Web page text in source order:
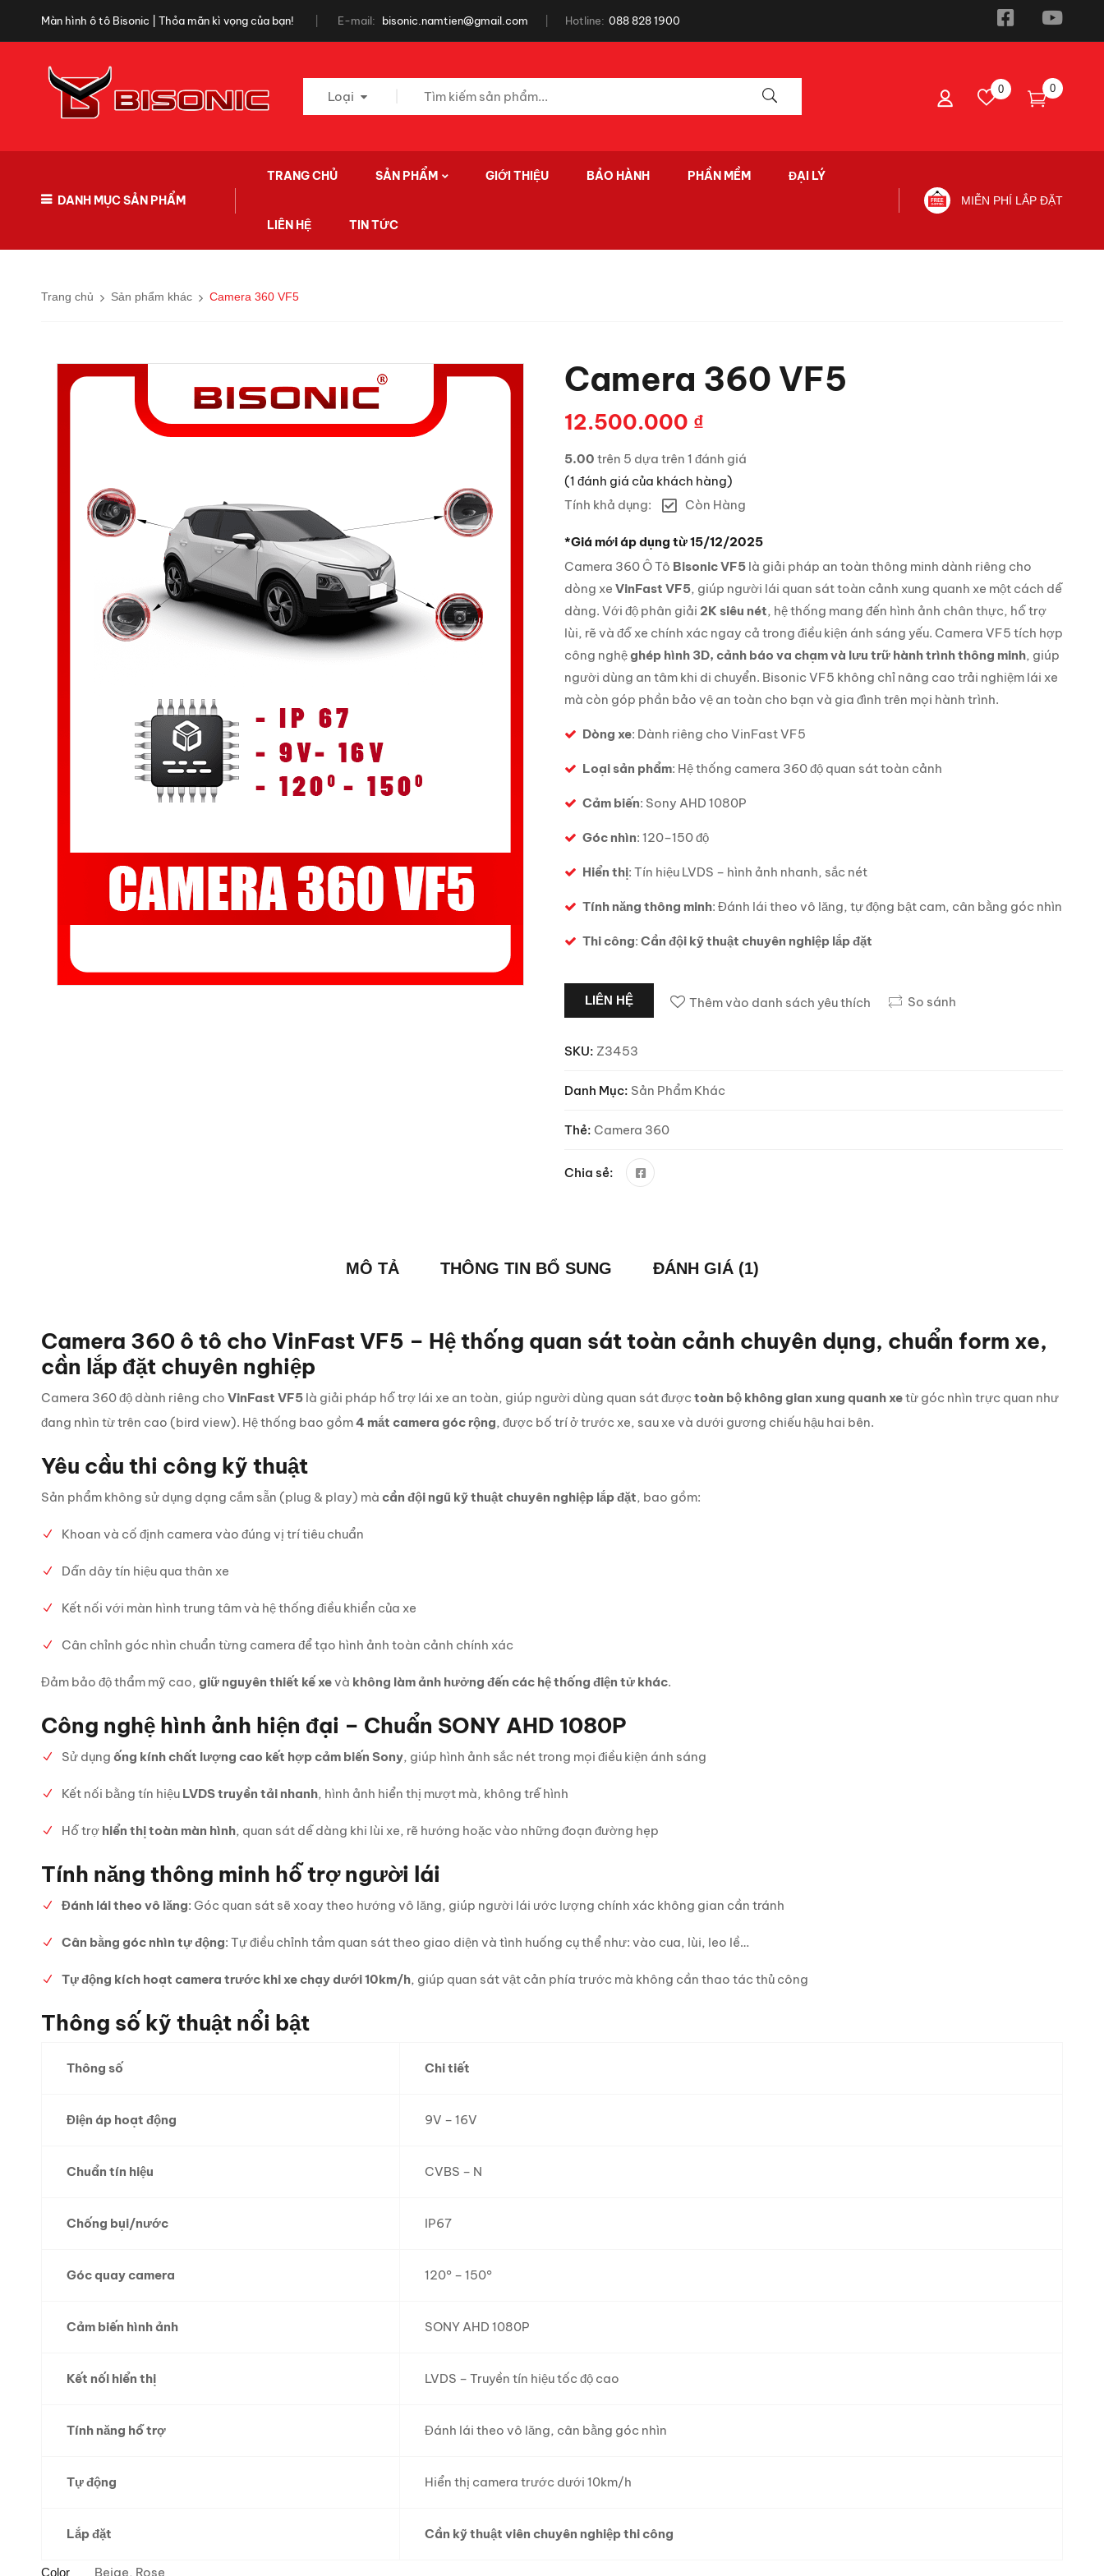
Màn hình ô tô Bisonic | Thỏa mãn kì vọng của bạn! E-mail: bisonic.namtien@gmail.com Hotline: 088 828 1900
Loại 0 0
DANH MỤC SẢN PHẨM
TRANG CHỦ SẢN PHẨM GIỚI THIỆU BẢO HÀNH PHẦN MỀM ĐẠI LÝ
LIÊN HỆ TIN TỨC
MIỄN PHÍ LẮP ĐẶT
Trang chủ Sản phẩm khác Camera 360 VF5
Camera 360 VF5
12.500.000 ₫
5.00 trên 5 dựa trên 1 đánh giá
(1 đánh giá của khách hàng)
Tính khả dụng:
Còn Hàng
*Giá mới áp dụng từ 15/12/2025
Camera 360 Ô Tô Bisonic VF5 là giải pháp an toàn thông minh dành riêng cho
dòng xe VinFast VF5, giúp người lái quan sát toàn cảnh xung quanh xe một cách dễ
dàng. Với độ phân giải 2K siêu nét, hệ thống mang đến hình ảnh chân thực, hỗ trợ
lùi, rẽ và đỗ xe chính xác ngay cả trong điều kiện ánh sáng yếu. Camera VF5 tích hợp
công nghệghép hình 3D, cảnh báo va chạm và lưu trữ hành trình thông minh, giúp
người dùng an tâm khi di chuyển. Bisonic VF5 không chỉ nâng cao trải nghiệm lái xe
mà còn góp phần bảo vệ an toàn cho bạn và gia đình trên mọi hành trình.
Dòng xe: Dành riêng cho VinFast VF5
Loại sản phẩm: Hệ thống camera 360 độ quan sát toàn cảnh
Cảm biến: Sony AHD 1080P
Góc nhìn: 120–150 độ
Hiển thị: Tín hiệu LVDS – hình ảnh nhanh, sắc nét
Tính năng thông minh: Đánh lái theo vô lăng, tự động bật cam, cân bằng góc nhìn
Thi công: Cần đội kỹ thuật chuyên nghiệp lắp đặt
LIÊN HỆ Thêm vào danh sách yêu thích So sánh
SKU: Z3453
Danh Mục: Sản Phẩm Khác
Thẻ: Camera 360
Chia sẻ:
MÔ TẢ THÔNG TIN BỔ SUNG ĐÁNH GIÁ (1)
Camera 360 ô tô cho VinFast VF5 – Hệ thống quan sát toàn cảnh chuyên dụng, chuẩn form xe,
cần lắp đặt chuyên nghiệp
Camera 360 độ dành riêng cho VinFast VF5 là giải pháp hỗ trợ lái xe an toàn, giúp người dùng quan sát được toàn bộ không gian xung quanh xetừ góc nhìn trực quan như
đang nhìn từ trên cao (bird view). Hệ thống bao gồm4 mắt camera góc rộng, được bố trí ở trước xe, sau xe và dưới gương chiếu hậu hai bên.
Yêu cầu thi công kỹ thuật
Sản phẩm không sử dụng dạng cắm sẵn (plug & play) mà cần đội ngũ kỹ thuật chuyên nghiệp lắp đặt, bao gồm:
Khoan và cố định camera vào đúng vị trí tiêu chuẩn
Dẫn dây tín hiệu qua thân xe
Kết nối với màn hình trung tâm và hệ thống điều khiển của xe
Cân chỉnh góc nhìn chuẩn từng camera để tạo hình ảnh toàn cảnh chính xác
Đảm bảo độ thẩm mỹ cao, giữ nguyên thiết kế xevà không làm ảnh hưởng đến các hệ thống điện tử khác.
Công nghệ hình ảnh hiện đại – Chuẩn SONY AHD 1080P
Sử dụng ống kính chất lượng cao kết hợp cảm biến Sony, giúp hình ảnh sắc nét trong mọi điều kiện ánh sáng
Kết nối bằng tín hiệu LVDS truyền tải nhanh, hình ảnh hiển thị mượt mà, không trễ hình
Hỗ trợ hiển thị toàn màn hình, quan sát dễ dàng khi lùi xe, rẽ hướng hoặc vào những đoạn đường hẹp
Tính năng thông minh hỗ trợ người lái
Đánh lái theo vô lăng: Góc quan sát sẽ xoay theo hướng vô lăng, giúp người lái ước lượng chính xác không gian cần tránh
Cân bằng góc nhìn tự động: Tự điều chỉnh tầm quan sát theo giao diện và tình huống cụ thể như: vào cua, lùi, leo lề…
Tự động kích hoạt camera trước khi xe chạy dưới 10km/h, giúp quan sát vật cản phía trước mà không cần thao tác thủ công
Thông số kỹ thuật nổi bật
Thông số Chi tiết
Điện áp hoạt động 9V – 16V
Chuẩn tín hiệu CVBS – N
Chống bụi/nước IP67
Góc quay camera 120° – 150°
Cảm biến hình ảnh SONY AHD 1080P
Kết nối hiển thị LVDS – Truyền tín hiệu tốc độ cao
Tính năng hỗ trợ Đánh lái theo vô lăng, cân bằng góc nhìn
Tự động Hiển thị camera trước dưới 10km/h
Lắp đặt Cần kỹ thuật viên chuyên nghiệp thi công
Color Beige, Rose